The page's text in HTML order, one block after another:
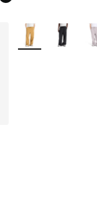
Meer kleuren